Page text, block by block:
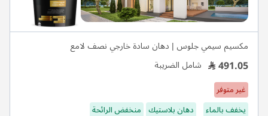
مكسيم سيمي جلوس | دهان سادة خارجي نصف لامع
491.05 شامل الضريبة
غير متوفر
يخفف بالماء
دهان بلاستيك منخفض الرائحة